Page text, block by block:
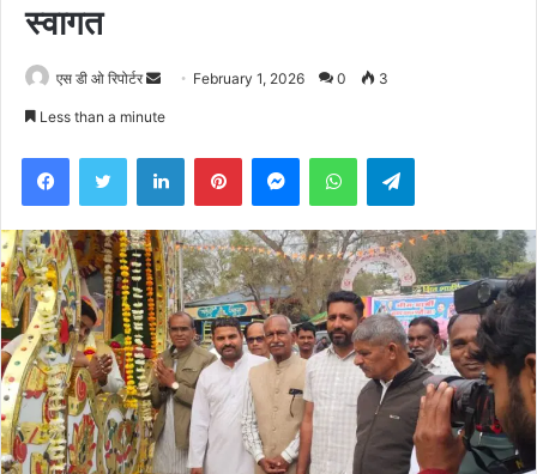
स्वागत
एस डी ओ रिपोर्टर
Send February 1, 2026 0 3
Less than a minute
FacebookTwitter LinkedInPinterestMessengerWhatsAppTelegram